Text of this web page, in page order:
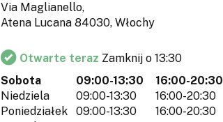
Via Maglianello,
Atena Lucana 84030, Włochy
Otwarte teraz Zamknij o 13:30
Sobota
09:00-13:30
16:00-20:30
Niedziela
09:00-13:30
16:00-20:30
Poniedziałek
09:00-13:30
16:00-20:30